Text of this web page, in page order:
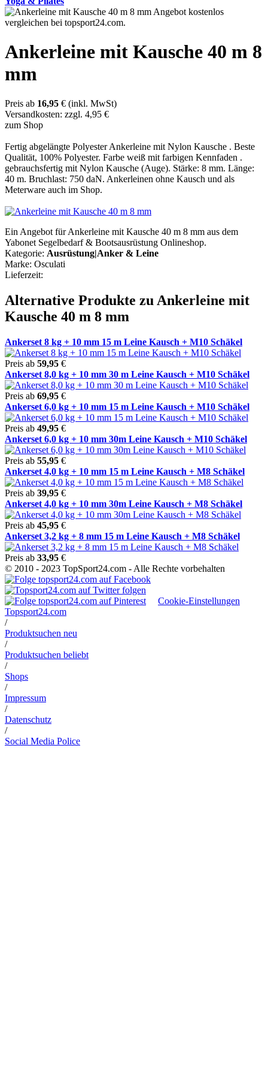
Ankerleine mit Kausche 40 m 8
mm
Preis ab 16,95 € (inkl. MwSt)
Versandkosten: zzgl. 4,95 €
zum Shop
Fertig abgelängte Polyester Ankerleine mit Nylon Kausche . Beste
Qualität, 100% Polyester. Farbe weiß mit farbigen Kennfaden .
gebrauchsfertig mit Nylon Kausche (Auge). Stärke: 8 mm. Länge:
40 m. Bruchlast: 750 daN. Ankerleinen ohne Kausch und als
Meterware auch im Shop.
Ein Angebot für Ankerleine mit Kausche 40 m 8 mm aus dem
Yabonet Segelbedarf & Bootsausrüstung Onlineshop.
Kategorie: Ausrüstung|Anker & Leine
Marke: Osculati
Lieferzeit:
Alternative Produkte zu Ankerleine mit
Kausche 40 m 8 mm
Ankerset 8 kg + 10 mm 15 m Leine Kausch + M10 Schäkel
Preis ab 59,95 €
Ankerset 8,0 kg + 10 mm 30 m Leine Kausch + M10 Schäkel
Preis ab 69,95 €
Ankerset 6,0 kg + 10 mm 15 m Leine Kausch + M10 Schäkel
Preis ab 49,95 €
Ankerset 6,0 kg + 10 mm 30m Leine Kausch + M10 Schäkel
Preis ab 55,95 €
Ankerset 4,0 kg + 10 mm 15 m Leine Kausch + M8 Schäkel
Preis ab 39,95 €
Ankerset 4,0 kg + 10 mm 30m Leine Kausch + M8 Schäkel
Preis ab 45,95 €
Ankerset 3,2 kg + 8 mm 15 m Leine Kausch + M8 Schäkel
Preis ab 33,95 €
© 2010 - 2023 TopSport24.com - Alle Rechte vorbehalten
Cookie-Einstellungen
Topsport24.com
/
Produktsuchen neu
/
Produktsuchen beliebt
/
Shops
/
Impressum
/
Datenschutz
/
Social Media Police